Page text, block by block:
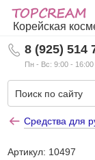
Корейская
8 (925) 514
Пн - Вс: 9:00 - 16:00
Средства для
Артикул: 10497